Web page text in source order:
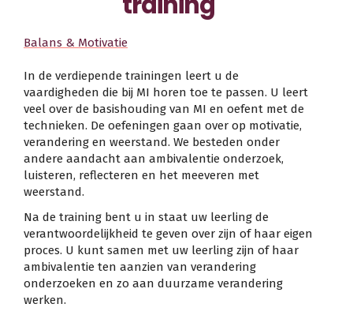
Balans & Motivatie
In de verdiepende trainingen leert u de
vaardigheden die bij MI horen toe te passen. U leert
veel over de basishouding van MI en oefent met de
technieken. De oefeningen gaan over op motivatie,
verandering en weerstand. We besteden onder
andere aandacht aan ambivalentie onderzoek,
luisteren, reflecteren en het meeveren met
weerstand.
Na de training bent u in staat uw leerling de
verantwoordelijkheid te geven over zijn of haar eigen
proces. U kunt samen met uw leerling zijn of haar
ambivalentie ten aanzien van verandering
onderzoeken en zo aan duurzame verandering
werken.